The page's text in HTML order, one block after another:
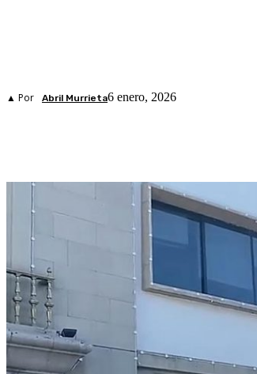
▲ Por Abril Murrieta6 enero, 2026